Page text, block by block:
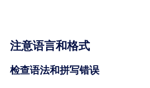
注意语言和格式
检查语法和拼写错误